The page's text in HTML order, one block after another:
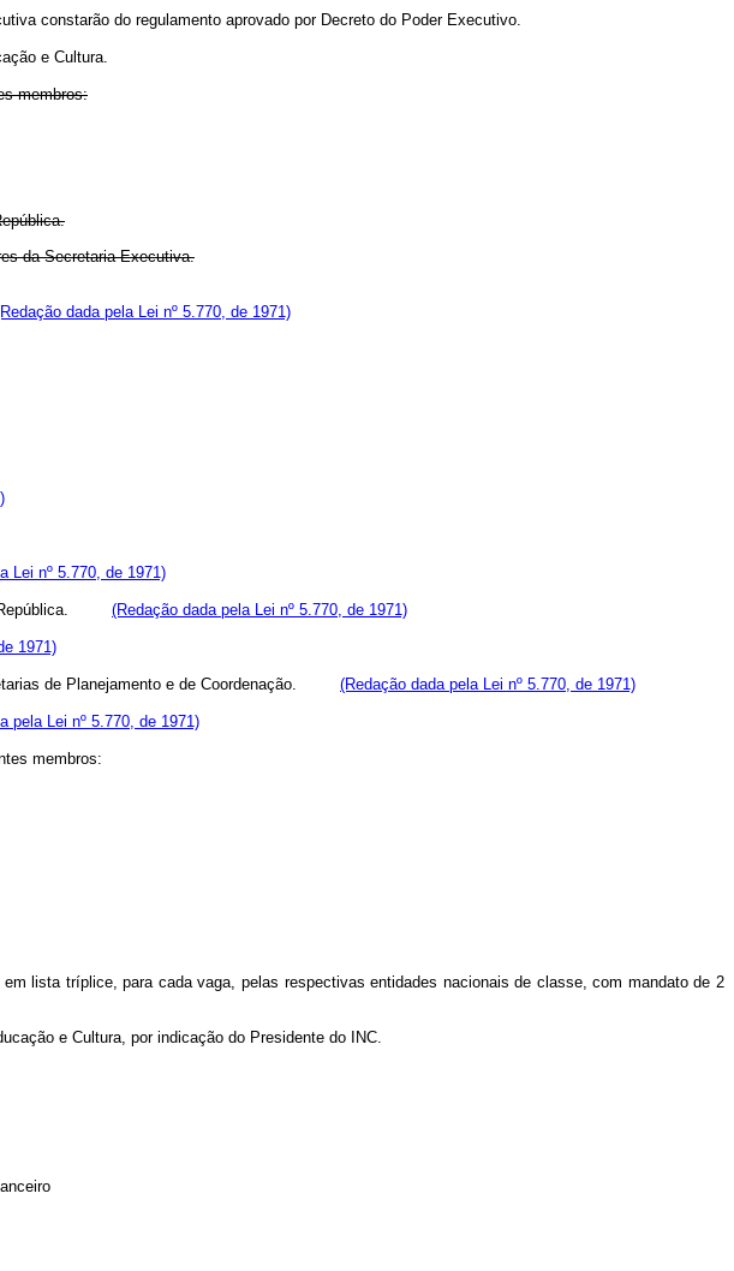
constarão do regulamento aprovado por Decreto do Poder Executivo.
e Cultura.
membros:
da Secretaria Executiva.
dada pela Lei nº 5.770, de 1971)
Lei nº 5.770, de 1971)
República. (Redação dada pela Lei nº 5.770, de 1971)
1971)
de Planejamento e de Coordenação. (Redação dada pela Lei nº 5.770, de 1971)
pela Lei nº 5.770, de 1971)
membros:
lista tríplice, para cada vaga, pelas respectivas entidades nacionais de classe, com mandato de 2
e Cultura, por indicação do Presidente do INC.